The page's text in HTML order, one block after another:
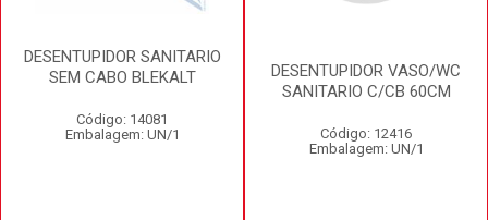
DESENTUPIDOR SANITARIO
SEM CABO BLEKALT
Código: 14081
Embalagem: UN/1
DESENTUPIDOR VASO/WC
SANITARIO C/CB 60CM
Código: 12416
Embalagem: UN/1